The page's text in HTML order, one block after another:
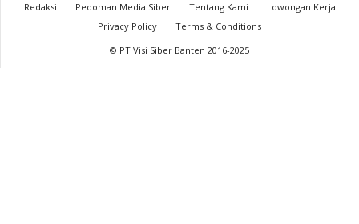
Redaksi Pedoman Media Siber Tentang Kami
Lowongan Kerja
Privacy Policy
Terms & Conditions
© PT Visi Siber Banten 2016-2025